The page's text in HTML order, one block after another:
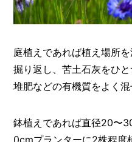
庭植えであれば植え場所
掘り返し、苦土石灰をひ
堆肥などの有機質をよく混
鉢植えであれば直径20〜